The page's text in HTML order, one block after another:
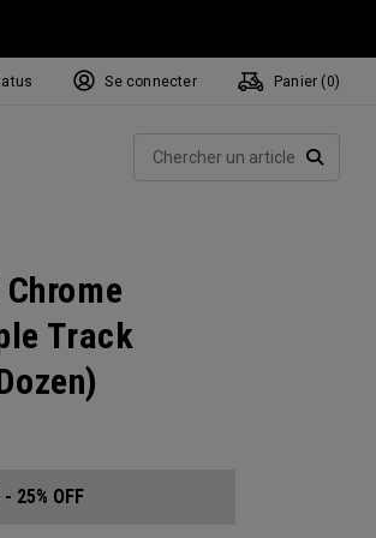
Se connecter Panier ( 0)
Track
25% OFF